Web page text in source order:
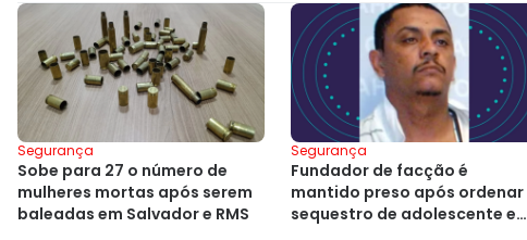
Segurança
Sobe para 27 o número de
mulheres mortas após serem
baleadas em Salvador e RMS
Segurança
Fundador de facção é
mantido preso após ordenar
sequestro de adolescente em